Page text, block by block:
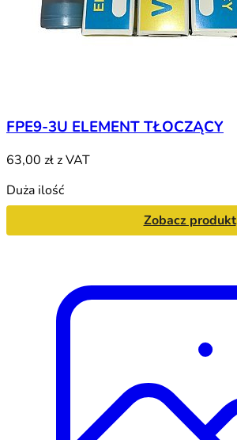
FPE9-3U ELEMENT TŁOCZĄCY
63,00 złz VAT
Duża ilość
Zobacz produkt